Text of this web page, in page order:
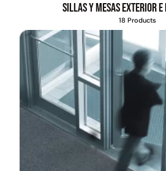
Sillas y mesas exterior
18 Products